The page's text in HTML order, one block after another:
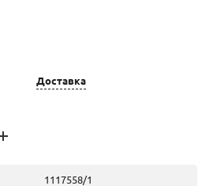
Доставка
1117558/1